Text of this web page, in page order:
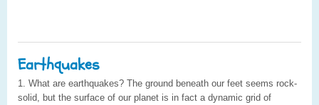
Earthquakes
1. What are earthquakes? The ground beneath our feet seems rock-
solid, but the surface of our planet is in fact a dynamic grid of